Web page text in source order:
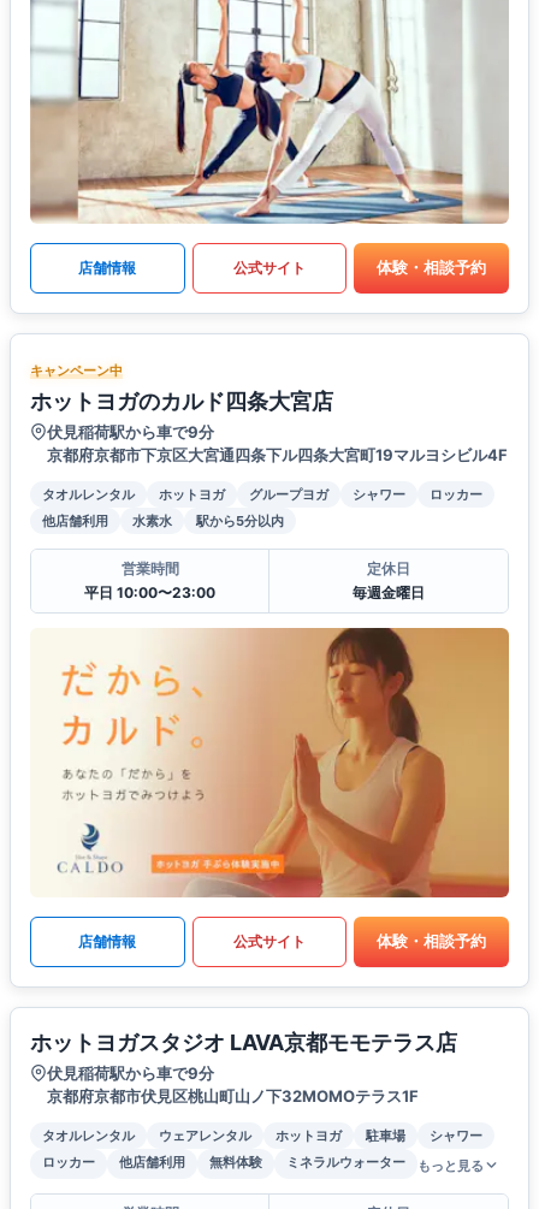
店舗情報 公式サイト 体験・相談予約
キャンペーン中
ホットヨガのカルド四条大宮店
伏見稲荷駅から車で9分
京都府京都市下京区大宮通四条下ル四条大宮町19マルヨシビル4F
タオルレンタル ホットヨガ グループヨガ シャワー
ロッカー
他店舗利用
水素水 駅から5分以内
営業時間
平日 10:00〜23:00
定休日
毎週金曜日
店舗情報 公式サイト 体験・相談予約
ホットヨガスタジオ LAVA京都モモテラス店
伏見稲荷駅から車で9分
京都府京都市伏見区桃山町山ノ下32MOMOテラス1F
タオルレンタル ウェアレンタル ホットヨガ 駐車場
シャワー
ロッカー
他店舗利用 無料体験 ミネラルウォーター もっと見る